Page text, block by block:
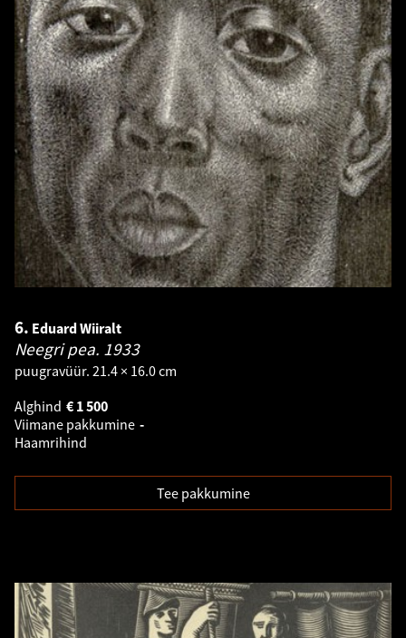
6. Eduard Wiiralt
Neegri pea. 1933
puugravüür. 21.4 × 16.0 cm
Alghind
1 500
€
Viimane pakkumine -
Haamrihind
Tee pakkumine